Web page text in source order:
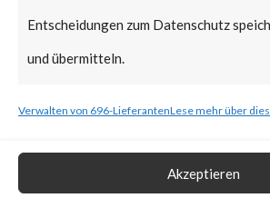
Entscheidungen zum Datenschutz
und übermitteln.
Verwalten von 696-LieferantenLese mehr über
Akzeptieren
What FortiGuard
available?
FortiGuard Labs has
Endpoint Vulnerability
Signature in place for